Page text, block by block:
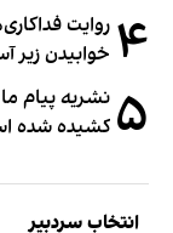
۴ خوابیدن زیر
۵ نشریه پیام
کشیده شده
انتخاب سردبیر